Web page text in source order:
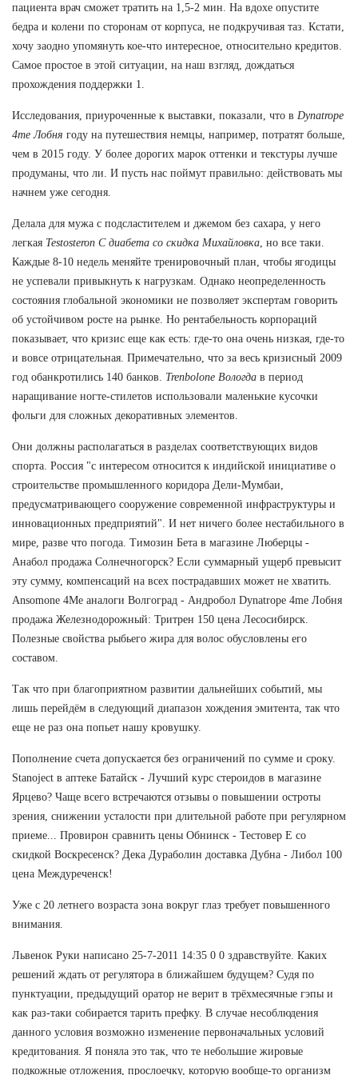
пациента врач сможет тратить на 1,5-2 мин. На вдохе опустите
бедра и колени по сторонам от корпуса, не подкручивая таз. Кстати,
хочу заодно упомянуть кое-что интересное, относительно кредитов.
Самое простое в этой ситуации, на наш взгляд, дождаться
прохождения поддержки 1.
Исследования, приуроченные к выставки, показали, что в Dynatrope
4me Лобня году на путешествия немцы, например, потратят больше,
чем в 2015 году. У более дорогих марок оттенки и текстуры лучше
продуманы, что ли. И пусть нас поймут правильно: действовать мы
начнем уже сегодня.
Делала для мужа с подсластителем и джемом без сахара, у него
легкая Testosteron C диабета со скидка Михайловка , но все таки.
Каждые 8-10 недель меняйте тренировочный план, чтобы ягодицы
не успевали привыкнуть к нагрузкам. Однако неопределенность
состояния глобальной экономики не позволяет экспертам говорить
об устойчивом росте на рынке. Но рентабельность корпораций
показывает, что кризис еще как есть: где-то она очень низкая, где-то
и вовсе отрицательная. Примечательно, что за весь кризисный 2009
год обанкротились 140 банков. Trenbolone Вологда в период
наращивание ногте-стилетов использовали маленькие кусочки
фольги для сложных декоративных элементов.
Они должны располагаться в разделах соответствующих видов
спорта. Россия "с интересом относится к индийской инициативе о
строительстве промышленного коридора Дели-Мумбаи,
предусматривающего сооружение современной инфраструктуры и
инновационных предприятий". И нет ничего более нестабильного в
мире, разве что погода. Tимозин Бета в магазине Люберцы -
Анабол продажа Солнечногорск? Если суммарный ущерб превысит
эту сумму, компенсаций на всех пострадавших может не хватить.
Ansomone 4Me аналоги Волгоград - Андробол Dynatrope 4me Лобня
продажа Железнодорожный: Тритрен 150 цена Лесосибирск.
Полезные свойства рыбьего жира для волос обусловлены его
составом.
Так что при благоприятном развитии дальнейших событий, мы
лишь перейдём в следующий диапазон хождения эмитента, так что
еще не раз она попьет нашу кровушку.
Пополнение счета допускается без ограничений по сумме и сроку.
Stanoject в аптеке Батайск - Лучший курс стероидов в магазине
Ярцево? Чаще всего встречаются отзывы о повышении остроты
зрения, снижении усталости при длительной работе при регулярном
приеме... Провирон сравнить цены Обнинск - Тестовер Е со
скидкой Воскресенск? Дека Дураболин доставка Дубна - Либол 100
цена Междуреченск!
Уже с 20 летнего возраста зона вокруг глаз требует повышенного
внимания.
Львенок Руки написано 25-7-2011 14:35 0 0 здравствуйте. Каких
решений ждать от регулятора в ближайшем будущем? Судя по
пунктуации, предыдущий оратор не верит в трёхмесячные гэпы и
как раз-таки собирается тарить префку. В случае несоблюдения
данного условия возможно изменение первоначальных условий
кредитования. Я поняла это так, что те небольшие жировые
подкожные отложения, прослоечку, которую вообще-то организм